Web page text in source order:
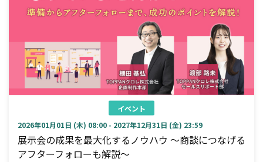
イベント
2026年01月01日 (木) 08:00 - 2027年12月31日 (金) 23:59
展示会の成果を最大化するノウハウ ～商談につなげる
アフターフォローも解説～